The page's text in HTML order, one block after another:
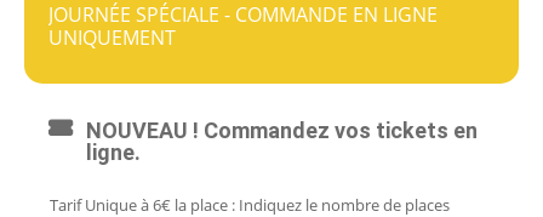
JOURNÉE SPÉCIALE - COMMANDE EN LIGNE
UNIQUEMENT
NOUVEAU ! Commandez vos tickets en
ligne.
Tarif Unique à 6€ la place : Indiquez le nombre de places